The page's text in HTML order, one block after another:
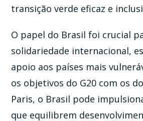
transição verde eficaz e
O papel do Brasil foi crucial
solidariedade internacional,
apoio aos países mais
os objetivos do G20 com os
Paris, o Brasil pode
que equilibrem